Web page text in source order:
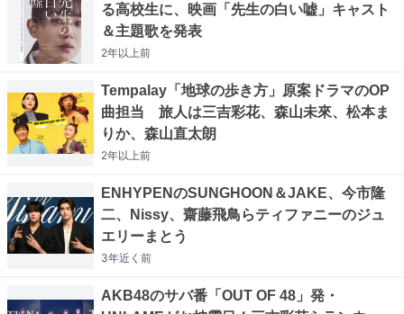
る高校生に、映画「先生の白い嘘」キャスト
＆主題歌を発表
2年以上前
Tempalay「地球の歩き方」原案ドラマのOP
曲担当 旅人は三吉彩花、森山未來、松本ま
りか、森山直太朗
2年以上前
ENHYPENのSUNGHOON＆JAKE、今市隆
二、Nissy、齋藤飛鳥らティファニーのジュ
エリーまとう
3年近く 前
AKB48のサバ番「OUT OF 48」発・